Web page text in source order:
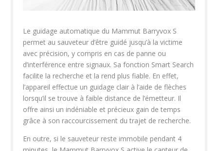
Le guidage automatique du Mammut Barryvox S
permet au sauveteur d’être guidé jusqu’à la victime
avec précision, y compris en cas de panne ou
d’interférence entre signaux. Sa fonction Smart Search
facilite la recherche et la rend plus fiable. En effet,
l’appareil effectue un guidage clair à l’aide de flèches
lorsqu’il se trouve à faible distance de l’émetteur. Il
offre ainsi un indéniable et précieux gain de temps
grâce à son raccourcissement du trajet de recherche.
En outre, si le sauveteur reste immobile pendant 4